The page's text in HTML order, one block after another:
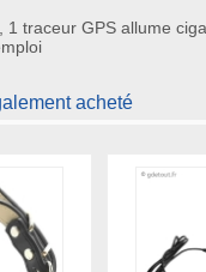
traceur GPS allume
acheté